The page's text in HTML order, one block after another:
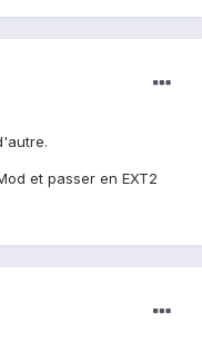
et passer en EXT2